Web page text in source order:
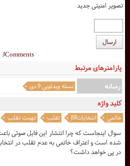
سوال اینجاست که چرا انتشار این فایل صوتی
در پی خواهد داشت؟
کلید واژه
خاتمی انتخابات88 تقلب تهمت تقلب
پارامترهای مرتبط
رسانه
بسته ویدئویی 9 دی
تصویر امنیتی جدید
ارسال
JComments